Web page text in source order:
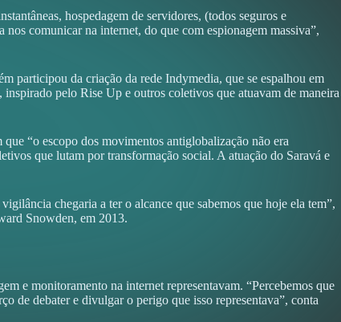
hospedagem de servidores, (todos seguros e
comunicar na internet, do que com espionagem massiva”,
participou da criação da rede Indymedia, que se espalhou em
pelo Rise Up e outros coletivos que atuavam de maneira
“o escopo dos movimentos antiglobalização não era
que lutam por transformação social. A atuação do Saravá e
chegaria a ter o alcance que sabemos que hoje ela tem”,
Snowden, em 2013.
e monitoramento na internet representavam. “Percebemos que
de debater e divulgar o perigo que isso representava”, conta